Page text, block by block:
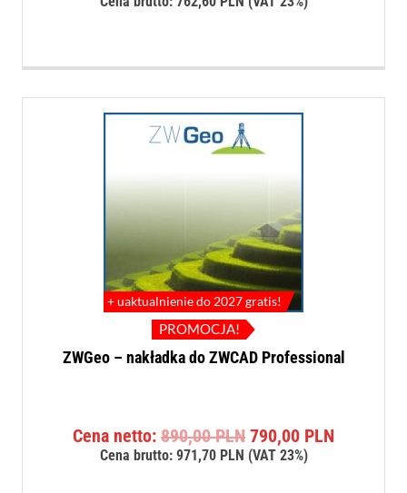
+ uaktualnienie do 2027 gratis!
PROMOCJA!
ZWGeo – nakładka do ZWCAD Professional
Cena netto:890,00PLN Pierwotna
cena
790,00 PLN
Cena brutto: 971,70 PLN (VAT 23%)